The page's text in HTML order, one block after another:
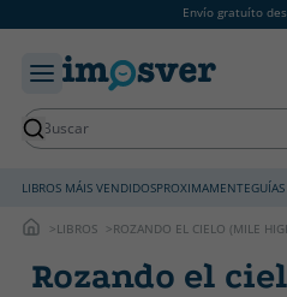
Envío gratuíto
LIBROS MÁIS VENDIDOSPROXIMAMENTE
LIBROS ROZANDO EL CIELO (MILE
Rozando el